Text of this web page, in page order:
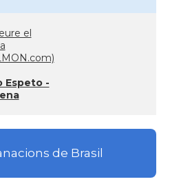
el
Espeto -
de Brasil